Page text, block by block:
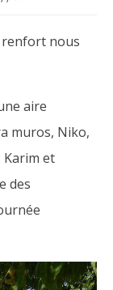
nous
aire
muros, Niko,
Karim et
des